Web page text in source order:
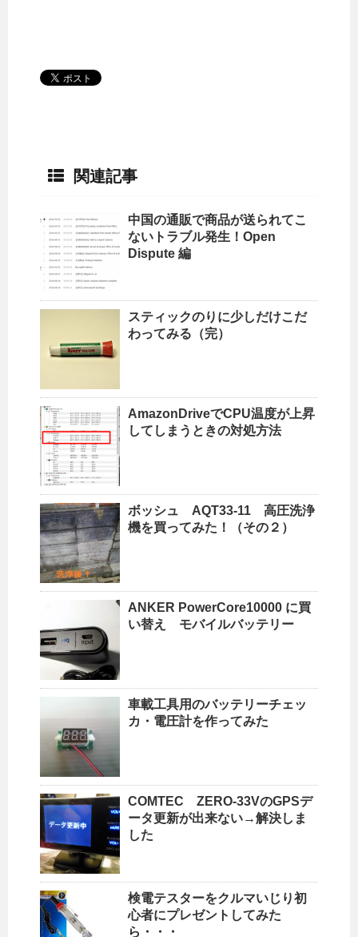
関連記事
中国の通販で商品が送られてこ
ないトラブル発生！Open
Dispute 編
スティックのりに少しだけこだ
わってみる（完）
AmazonDriveでCPU温度が上昇
してしまうときの対処方法
ボッシュ AQT33-11 高圧洗浄
機を買ってみた！（その２）
ANKER PowerCore10000 に買
い替え モバイルバッテリー
車載工具用のバッテリーチェッ
カ・電圧計を作ってみた
COMTEC ZERO-33VのGPSデ
ータ更新が出来ない→解決しま
した
検電テスターをクルマいじり初
心者にプレゼントしてみた
ら・・・